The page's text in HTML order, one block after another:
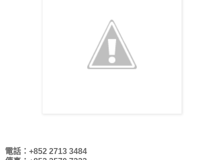
電話：+852 2713 3484